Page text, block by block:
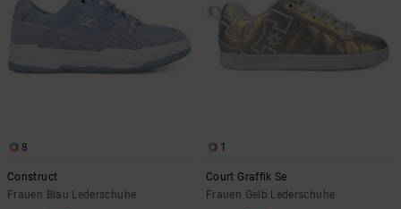
8
Construct
Frauen Blau Lederschuhe
1
Court Graffik Se
Frauen Gelb Lederschuhe